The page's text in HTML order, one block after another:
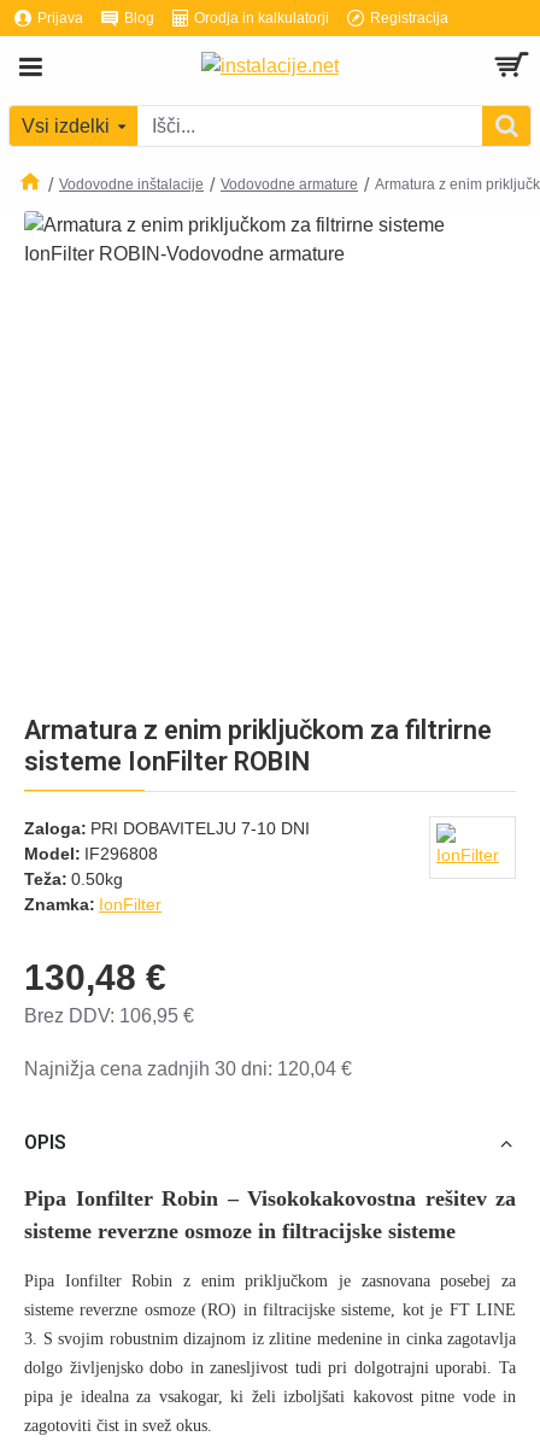
Prijava Blog Orodja in kalkulatorji Registracija
Vsi izdelki
Vodovodne inštalacije Vodovodne armature Armatura z enim
Armatura z enim priključkom za filtrirne
sisteme IonFilter ROBIN
Zaloga: PRI DOBAVITELJU 7-10 DNI
Model: IF296808
Teža: 0.50kg
Znamka: IonFilter
130,48 €
Brez DDV: 106,95 €
Najnižja cena zadnjih 30 dni: 120,04 €
OPIS
Pipa Ionfilter Robin – Visokokakovostna rešitev za
sisteme reverzne osmoze in filtracijske sisteme
Pipa Ionfilter Robin z enim priključkom je zasnovana posebej za
sisteme reverzne osmoze (RO) in filtracijske sisteme, kot je FT LINE
3. S svojim robustnim dizajnom iz zlitine medenine in cinka zagotavlja
dolgo življenjsko dobo in zanesljivost tudi pri dolgotrajni uporabi. Ta
pipa je idealna za vsakogar, ki želi izboljšati kakovost pitne vode in
zagotoviti čist in svež okus.